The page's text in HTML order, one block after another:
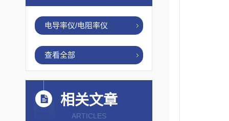
电导率仪/电阻率仪
查看全部
相关文章
ARTICLES